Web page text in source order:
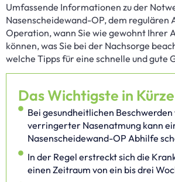
Umfassende Informationen zu der
Nasenscheidewand-OP, dem regulären
Operation, wann Sie wie gewohnt Ihrer
können, was Sie bei der Nachsorge
welche Tipps für eine schnelle und gute
Das Wichtigste in Kürze
Bei gesundheitlichen Beschwerden
verringerter Nasenatmung kann
Nasenscheidewand-OP Abhilfe
In der Regel erstreckt sich die
einen Zeitraum von ein bis drei